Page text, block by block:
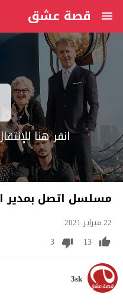
قصة عشق
انقر هنا
مسلسل اتصل بمدير
22 فبراير 2021
13
3
3sk